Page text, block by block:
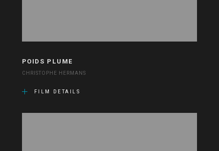
POIDS PLUME
CHRISTOPHE HERMANS
FILM DETAILS